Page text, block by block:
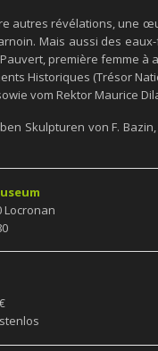
autres révélations, une
Mais aussi des
première femme à
Historiques (Trésor
vom Rektor Maurice
Skulpturen von F.
Locronan